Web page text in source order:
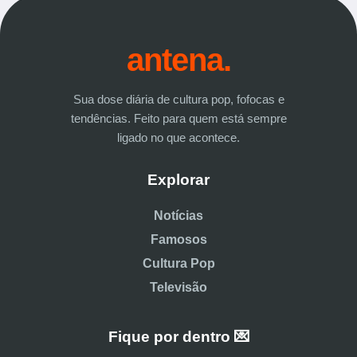
antena.
Sua dose diária de cultura pop, fofocas e
tendências. Feito para quem está sempre
ligado no que acontece.
Explorar
Notícias
Famosos
Cultura Pop
Televisão
Fique por dentro 💌